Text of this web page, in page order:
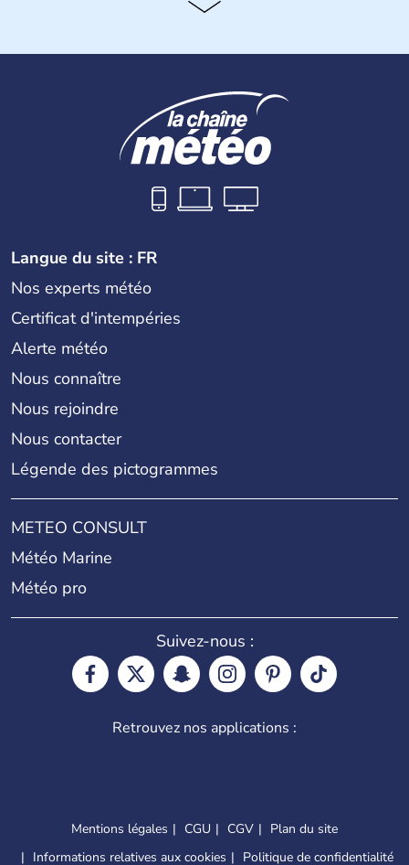
La Tunisie se développe tout d'abord sous l'influence des
VIIe siècle où, à la suite de nombreuses guerres, elle
s'arabise et s'islamise. A partir du XVIIIe siècle, elle
s'ouvre à l'Europe et passe rapidement sous le contrôle
de la France. Après de longues négociations, la France
reconnaît l'indépendance de la Tunisie le 20 mars 1956, à
l'exception de la base de Bizerte qui lui sera rendue en
Langue du site : FR
Nos experts météo
Certificat d'intempéries
Alerte météo
Nous connaître
Nous rejoindre
Nous contacter
Légende des pictogrammes
METEO CONSULT
Météo Marine
Météo pro
Suivez-nous :
Retrouvez nos applications :
Mentions légales CGU CGV
Plan du site
Informations relatives aux cookies
Politique de confidentialité